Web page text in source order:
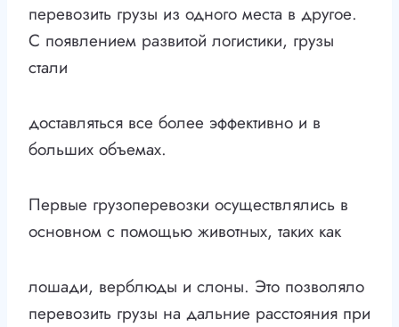
перевозить грузы из одного места в другое.
С появлением развитой логистики, грузы
стали
доставляться все более эффективно и в
больших объемах.
Первые грузоперевозки осуществлялись в
основном с помощью животных, таких как
лошади, верблюды и слоны. Это позволяло
перевозить грузы на дальние расстояния при